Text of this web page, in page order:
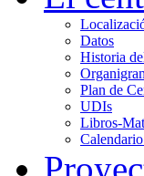
Datos
Historia
Plan de
UDIs
Libros-